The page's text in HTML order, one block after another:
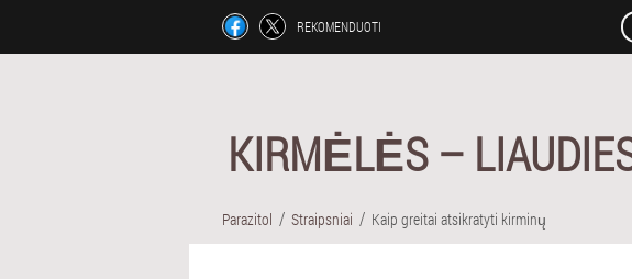
REKOMENDUOTI
KIRMĖLĖS –
Parazitol Straipsniai Kaip greitai atsikratyti kirminų